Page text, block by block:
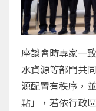
座談會時專家一
水資源等部門共
源配置有秩序，
點」，若依行政